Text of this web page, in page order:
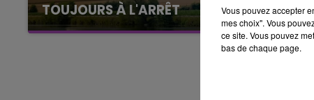
TOUJOURS À L'ARRÊT
Cela fait déjà une semaine que la centrale
nucléaire ardennaise est à l'arrêt. Une situation
Vous pouvez accepter
mes choix". Vous
ce site. Vous pouvez
bas de chaque page.